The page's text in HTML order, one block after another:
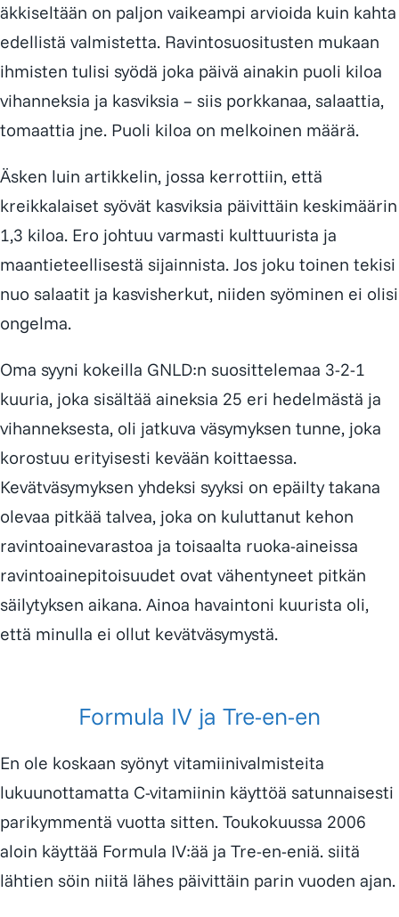
äkkiseltään on paljon vaikeampi arvioida kuin kahta
edellistä valmistetta. Ravintosuositusten mukaan
ihmisten tulisi syödä joka päivä ainakin puoli kiloa
vihanneksia ja kasviksia – siis porkkanaa, salaattia,
tomaattia jne. Puoli kiloa on melkoinen määrä.
Äsken luin artikkelin, jossa kerrottiin, että
kreikkalaiset syövät kasviksia päivittäin keskimäärin
1,3 kiloa. Ero johtuu varmasti kulttuurista ja
maantieteellisestä sijainnista. Jos joku toinen tekisi
nuo salaatit ja kasvisherkut, niiden syöminen ei olisi
ongelma.
Oma syyni kokeilla GNLD:n suosittelemaa 3-2-1
kuuria, joka sisältää aineksia 25 eri hedelmästä ja
vihanneksesta, oli jatkuva väsymyksen tunne, joka
korostuu erityisesti kevään koittaessa.
Kevätväsymyksen yhdeksi syyksi on epäilty takana
olevaa pitkää talvea, joka on kuluttanut kehon
ravintoainevarastoa ja toisaalta ruoka-aineissa
ravintoainepitoisuudet ovat vähentyneet pitkän
säilytyksen aikana. Ainoa havaintoni kuurista oli,
että minulla ei ollut kevätväsymystä.
Formula IV ja Tre-en-en
En ole koskaan syönyt vitamiinivalmisteita
lukuunottamatta C-vitamiinin käyttöä satunnaisesti
parikymmentä vuotta sitten. Toukokuussa 2006
aloin käyttää Formula IV:ää ja Tre-en-eniä. siitä
lähtien söin niitä lähes päivittäin parin vuoden ajan.